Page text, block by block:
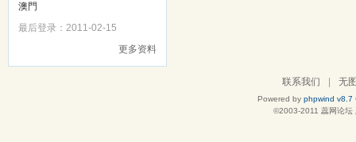
澳門
最后登录：2011-02-15
更多资料
联系我们 无
Powered by phpwind v8.7
©2003-2011 蕊网论坛